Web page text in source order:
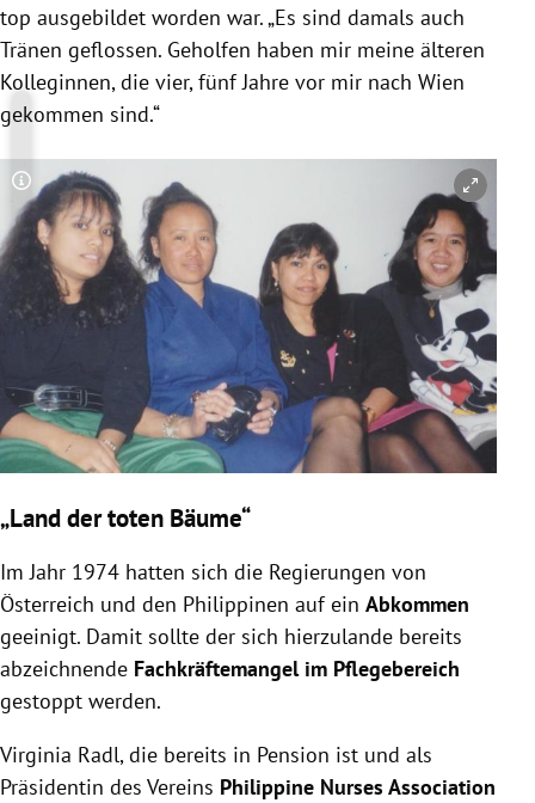
top ausgebildet worden war. „Es sind damals auch
Tränen geflossen. Geholfen haben mir meine älteren
Kolleginnen, die vier, fünf Jahre vor mir nach Wien
gekommen sind.“
Copyright-Hinweis öffnen/schließen
„Land der toten Bäume“
Im Jahr 1974 hatten sich die Regierungen von
Österreich und den Philippinen auf ein Abkommen
geeinigt. Damit sollte der sich hierzulande bereits
abzeichnende Fachkräftemangel im Pflegebereich
gestoppt werden.
Virginia Radl, die bereits in Pension ist und als
Präsidentin des Vereins Philippine Nurses Association